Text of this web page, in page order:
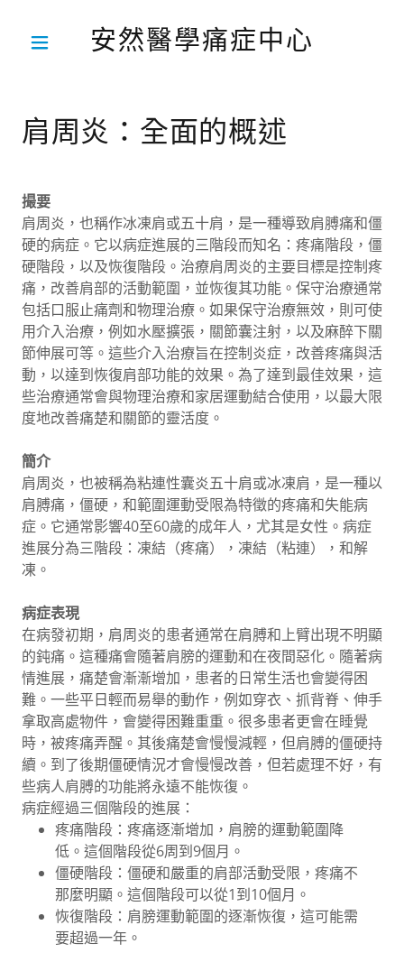
安然醫學痛症中心
肩周炎：全面的概述
撮要
肩周炎，也稱作冰凍肩或五十肩，是一種導致肩膊痛和僵
硬的病症。它以病症進展的三階段而知名：疼痛階段，僵
硬階段，以及恢復階段。治療肩周炎的主要目標是控制疼
痛，改善肩部的活動範圍，並恢復其功能。保守治療通常
包括口服止痛劑和物理治療。如果保守治療無效，則可使
用介入治療，例如水壓擴張，關節囊注射，以及麻醉下關
節伸展可等。這些介入治療旨在控制炎症，改善疼痛與活
動，以達到恢復肩部功能的效果。為了達到最佳效果，這
些治療通常會與物理治療和家居運動結合使用，以最大限
度地改善痛楚和關節的靈活度。
簡介
肩周炎，也被稱為粘連性囊炎五十肩或冰凍肩，是一種以
肩膊痛，僵硬，和範圍運動受限為特徵的疼痛和失能病
症。它通常影響40至60歲的成年人，尤其是女性。病症
進展分為三階段：凍結（疼痛），凍結（粘連），和解
凍。
病症表現
在病發初期，肩周炎的患者通常在肩膊和上臂出現不明顯
的鈍痛。這種痛會隨著肩膀的運動和在夜間惡化。隨著病
情進展，痛楚會漸漸增加，患者的日常生活也會變得困
難。一些平日輕而易舉的動作，例如穿衣、抓背脊、伸手
拿取高處物件，會變得困難重重。很多患者更會在睡覺
時，被疼痛弄醒。其後痛楚會慢慢減輕，但肩膊的僵硬持
續。到了後期僵硬情況才會慢慢改善，但若處理不好，有
些病人肩膊的功能將永遠不能恢復。
病症經過三個階段的進展：
疼痛階段：疼痛逐漸增加，肩膀的運動範圍降
低。這個階段從6周到9個月。
僵硬階段：僵硬和嚴重的肩部活動受限，疼痛不
那麼明顯。這個階段可以從1到10個月。
恢復階段：肩膀運動範圍的逐漸恢復，這可能需
要超過一年。